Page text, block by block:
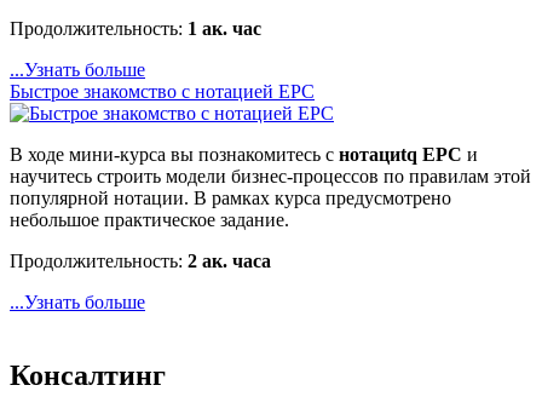
Продолжительность: 1 ак. час
...Узнать больше
Быстрое знакомство с нотацией EPC
В ходе мини-курса вы познакомитесь с нотациtq EPC и
научитесь строить модели бизнес-процессов по правилам этой
популярной нотации. В рамках курса предусмотрено
небольшое практическое задание.
Продолжительность: 2 ак. часа
...Узнать больше
Консалтинг